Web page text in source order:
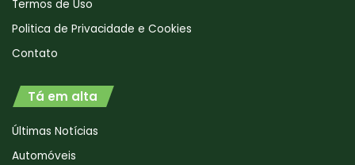
Termos de Uso
Politica de Privacidade e Cookies
Contato
Tá em alta
Últimas Notícias
Automóveis